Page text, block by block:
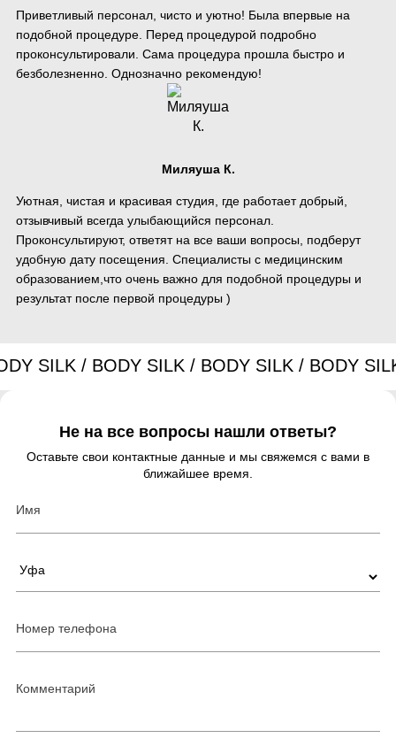
Приветливый персонал, чисто и уютно! Была впервые на
подобной процедуре. Перед процедурой подробно
проконсультировали. Сама процедура прошла быстро и
безболезненно. Однозначно рекомендую!
Миляуша К.
Уютная, чистая и красивая студия, где работает добрый,
отзывчивый всегда улыбающийся персонал.
Проконсультируют, ответят на все ваши вопросы, подберут
удобную дату посещения. Специалисты с медицинским
образованием,что очень важно для подобной процедуры и
результат после первой процедуры )
Не на все вопросы нашли ответы?
Оставьте свои контактные данные и мы свяжемся с вами в
ближайшее время.